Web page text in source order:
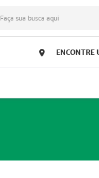
Faça sua busca aqui
ENCONTRE